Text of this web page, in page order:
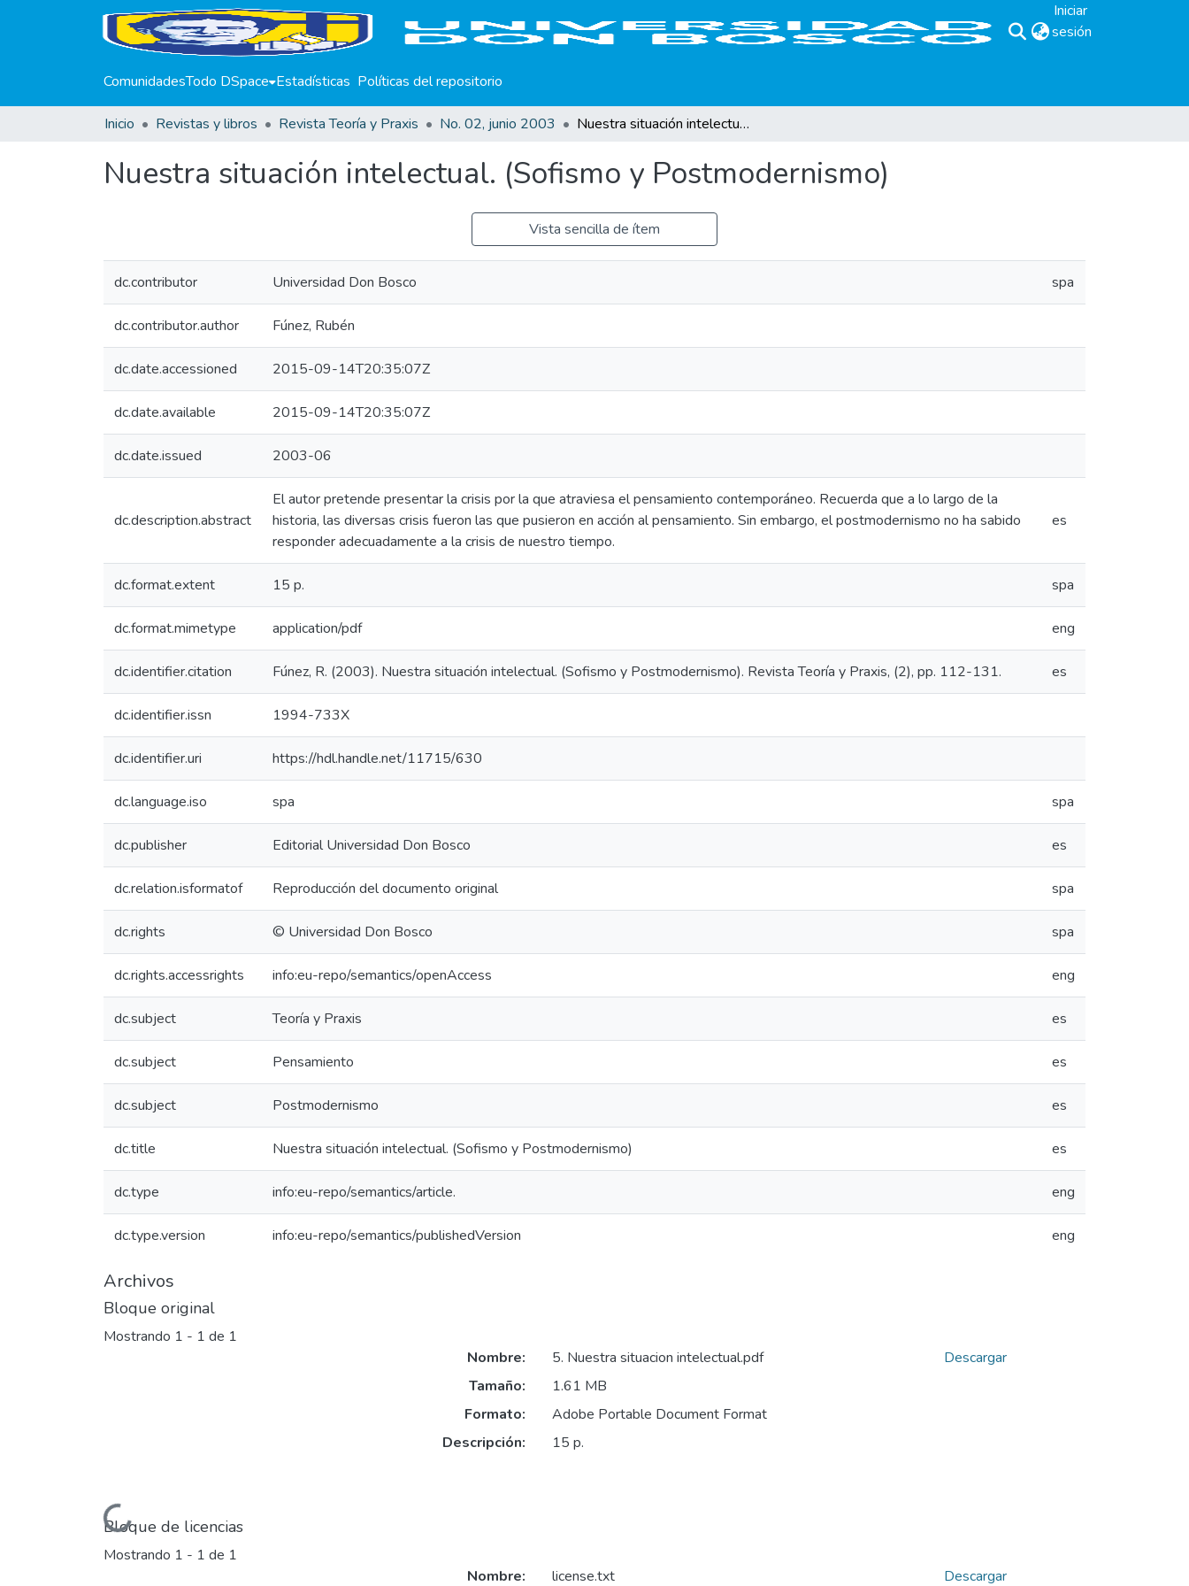
Iniciar
sesión
ComunidadesTodo DSpace Estadísticas Políticas del repositorio
Inicio Revistas y libros Revista Teoría y Praxis No. 02, junio 2003 Nuestra situación intelectual. (Sofismo y Postmodernismo)
Nuestra situación intelectual. (Sofismo y Postmodernismo)
Vista sencilla de ítem
dc.contributor Universidad Don Bosco spa
dc.contributor.author Fúnez, Rubén
dc.date.accessioned 2015-09-14T20:35:07Z
dc.date.available 2015-09-14T20:35:07Z
dc.date.issued 2003-06
dc.description.abstract
El autor pretende presentar la crisis por la que atraviesa el pensamiento contemporáneo. Recuerda que a lo largo de la
historia, las diversas crisis fueron las que pusieron en acción al pensamiento. Sin embargo, el postmodernismo no ha sabido
responder adecuadamente a la crisis de nuestro tiempo.
es
dc.format.extent 15 p. spa
dc.format.mimetype application/pdf eng
dc.identifier.citation Fúnez, R. (2003). Nuestra situación intelectual. (Sofismo y Postmodernismo). Revista Teoría y Praxis, (2), pp. 112-131. es
dc.identifier.issn 1994-733X
dc.identifier.uri https://hdl.handle.net/11715/630
dc.language.iso spa spa
dc.publisher Editorial Universidad Don Bosco es
dc.relation.isformatof Reproducción del documento original spa
dc.rights © Universidad Don Bosco spa
dc.rights.accessrights info:eu-repo/semantics/openAccess eng
dc.subject Teoría y Praxis es
dc.subject Pensamiento es
dc.subject Postmodernismo es
dc.title Nuestra situación intelectual. (Sofismo y Postmodernismo) es
dc.type info:eu-repo/semantics/article. eng
dc.type.version info:eu-repo/semantics/publishedVersion eng
Archivos
Bloque original
Mostrando 1 - 1 de 1
Cargando...
Nombre:
5. Nuestra situacion intelectual.pdf
Tamaño:
1.61 MB
Formato:
Adobe Portable Document Format
Descripción:
15 p.
Descargar
Bloque de licencias
Mostrando 1 - 1 de 1
Nombre:
license.txt Descargar